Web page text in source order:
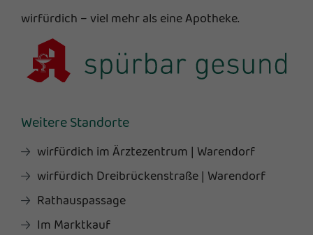
wirfürdich – viel mehr als eine Apotheke.
Weitere Standorte
wirfürdich im Ärztezentrum | Warendorf
wirfürdich Dreibrückenstraße | Warendorf
Rathauspassage
Im Marktkauf